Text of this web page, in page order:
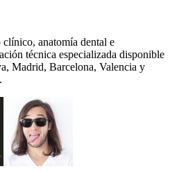
anatomía dental e
técnica especializada disponible
Madrid, Barcelona, Valencia y